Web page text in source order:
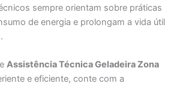
sempre orientam sobre práticas
de energia e prolongam a vida útil
Assistência Técnica Geladeira Zona
e eficiente, conte com a